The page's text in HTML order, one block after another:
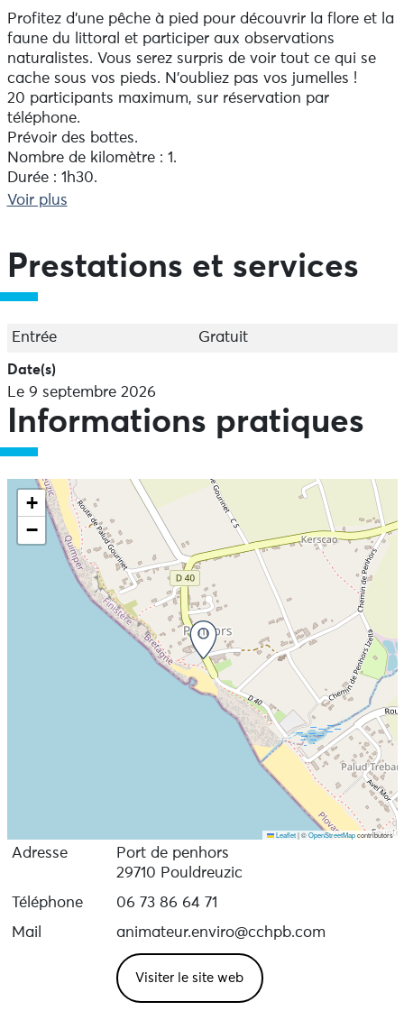
Profitez d’une pêche à pied pour découvrir la flore et la
faune du littoral et participer aux observations
naturalistes. Vous serez surpris de voir tout ce qui se
cache sous vos pieds. N'oubliez pas vos jumelles !
20 participants maximum, sur réservation par
téléphone.
Prévoir des bottes.
Nombre de kilomètre : 1.
Durée : 1h30.
Organisée par Valérie Dufour, animatrice nature de la
Voir plus
Prestations et services
Entrée Gratuit
Date(s)
Le 9 septembre 2026
Informations pratiques
+
−
Leaflet |©OpenStreetMapcontributors
Adresse
Port de penhors
29710 Pouldreuzic
Téléphone
06 73 86 64 71
Mail
animateur.enviro@cchpb.com
Visiter le site web